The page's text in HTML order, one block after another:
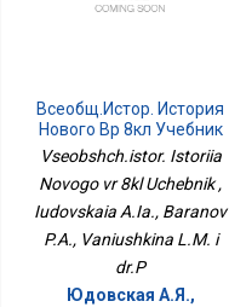
Всеобщ.истор. История
Нового Вр 8кл Учебник
Vseobshch.istor. Istoriia
Novogo vr 8kl Uchebnik ,
Iudovskaia A.Ia., Baranov
P.A., Vaniushkina L.M. i
dr.P
Юдовская А.Я.,